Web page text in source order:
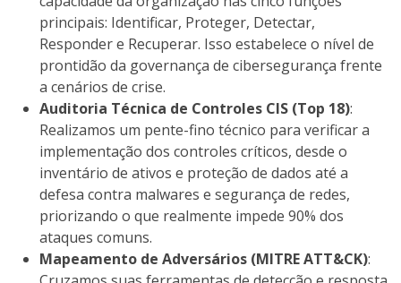
principais: Identificar, Proteger, Detectar,
Responder e Recuperar. Isso estabelece o nível de
prontidão da governança de cibersegurança frente
a cenários de crise.
Auditoria Técnica de Controles CIS (Top 18):
Realizamos um pente-fino técnico para verificar a
implementação dos controles críticos, desde o
inventário de ativos e proteção de dados até a
defesa contra malwares e segurança de redes,
priorizando o que realmente impede 90% dos
ataques comuns.
Mapeamento de Adversários (MITRE ATT&CK):